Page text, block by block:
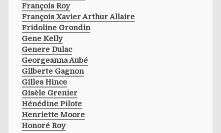
François Roy
François Xavier Arthur Allaire
Fridoline Grondin
Gene Kelly
Genere Dulac
Georgeanna Aubé
Gilberte Gagnon
Gilles Hince
Gisèle Grenier
Hénédine Pilote
Henriette Moore
Honoré Roy